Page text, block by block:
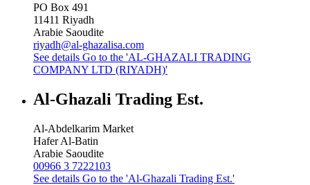
PO Box 491
11411 Riyadh
Arabie Saoudite
riyadh@al-ghazalisa.com
See details Go to the 'AL-GHAZALI TRADING
COMPANY LTD (RIYADH)'
Al-Ghazali Trading Est.
Al-Abdelkarim Market
Hafer Al-Batin
Arabie Saoudite
00966 3 7222103
See details Go to the 'Al-Ghazali Trading Est.'